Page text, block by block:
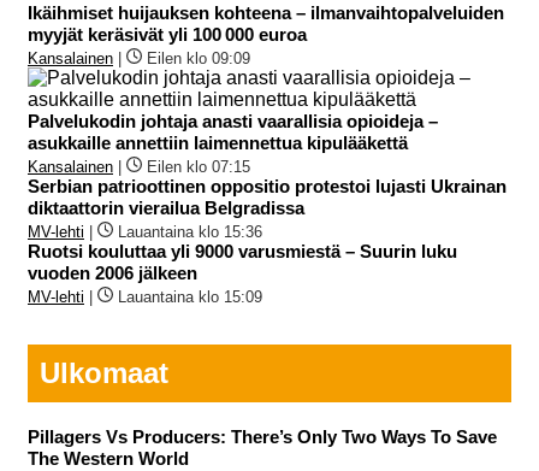
Ikäihmiset huijauksen kohteena – ilmanvaihtopalveluiden
myyjät keräsivät yli 100 000 euroa
Kansalainen | Eilen klo 09:09
Palvelukodin johtaja anasti vaarallisia opioideja –
asukkaille annettiin laimennettua kipulääkettä
Kansalainen | Eilen klo 07:15
Serbian patrioottinen oppositio protestoi lujasti Ukrainan
diktaattorin vierailua Belgradissa
MV-lehti | Lauantaina klo 15:36
Ruotsi kouluttaa yli 9000 varusmiestä – Suurin luku
vuoden 2006 jälkeen
MV-lehti | Lauantaina klo 15:09
Ulkomaat
Pillagers Vs Producers: There’s Only Two Ways To Save
The Western World